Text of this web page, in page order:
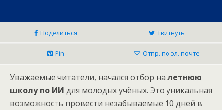
Поделиться Твитнуть
Pin Отпр. по эл. почте
Уважаемые читатели, начался отбор на летнюю
школу по ИИ для молодых учёных. Это уникальная
возможность провести незабываемые 10 дней в